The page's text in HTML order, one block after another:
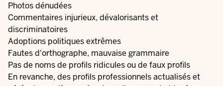
Photos dénudées
Commentaires injurieux, dévalorisants et
discriminatoires
Adoptions politiques extrêmes
Fautes d'orthographe, mauvaise grammaire
Pas de noms de profils ridicules ou de faux profils
En revanche, des profils professionnels actualisés et